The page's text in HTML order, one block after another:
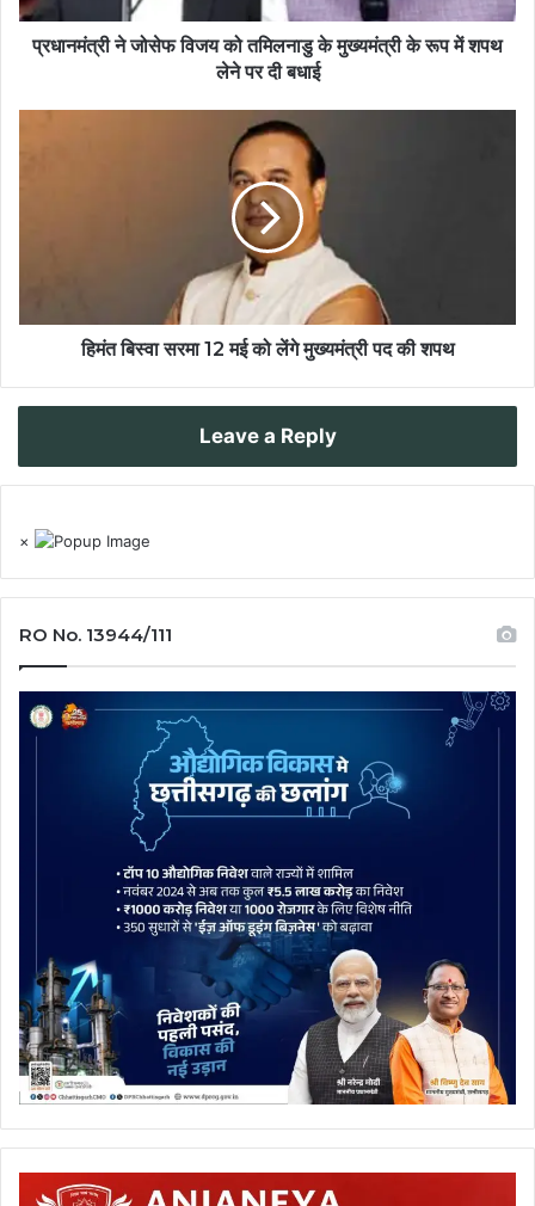
प्रधानमंत्री ने जोसेफ विजय को तमिलनाडु के मुख्यमंत्री के रूप में शपथ
लेने पर दी बधाई
हिमंत बिस्वा सरमा 12 मई को लेंगे मुख्यमंत्री पद की शपथ
Leave a Reply
×
RO No. 13944/111